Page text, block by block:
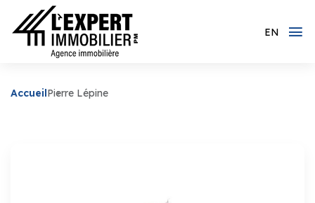
EN
AccueilPierre Lépine